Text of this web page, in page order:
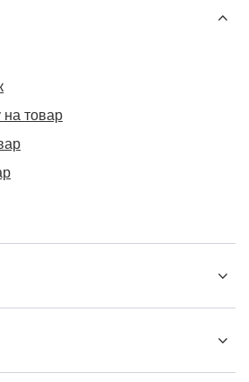
на товар